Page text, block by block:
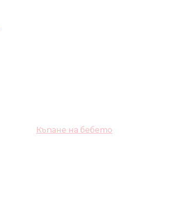
Къпане на бебето